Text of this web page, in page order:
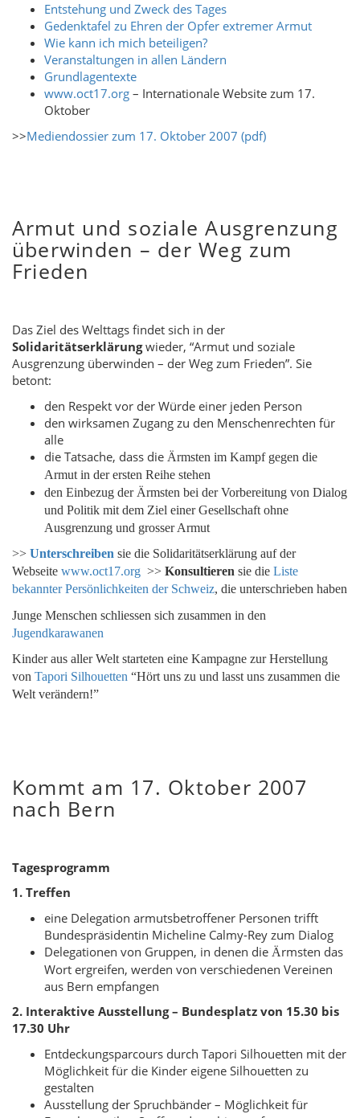
Entstehung und Zweck des Tages
Gedenktafel zu Ehren der Opfer extremer Armut
Wie kann ich mich beteiligen?
Veranstaltungen in allen Ländern
Grundlagentexte
www.oct17.org – Internationale Website zum 17.
Oktober
>>Mediendossier zum 17. Oktober 2007 (pdf)
Armut und soziale Ausgrenzung
überwinden – der Weg zum
Frieden
Das Ziel des Welttags findet sich in der
Solidaritätserklärungwieder, “Armut und soziale
Ausgrenzung überwinden – der Weg zum Frieden”. Sie
betont:
den Respekt vor der Würde einer jeden Person
den wirksamen Zugang zu den Menschenrechten für
alle
die Tatsache, dass die Ärmsten im Kampf gegen die
Armut in der ersten Reihe stehen
den Einbezug der Ärmsten bei der Vorbereitung von Dialog
und Politik mit dem Ziel einer Gesellschaft ohne
Ausgrenzung und grosser Armut
>> Unterschreiben sie die Solidaritätserklärung auf der
Webseite www.oct17.org >> Konsultieren sie die Liste
bekannter Persönlichkeiten der Schweiz, die unterschrieben haben
Junge Menschen schliessen sich zusammen in den
Jugendkarawanen
Kinder aus aller Welt starteten eine Kampagne zur Herstellung
von Tapori Silhouetten “Hört uns zu und lasst uns zusammen die
Welt verändern!”
Kommt am 17. Oktober 2007
nach Bern
Tagesprogramm
1. Treffen
eine Delegation armutsbetroffener Personen trifft
Bundespräsidentin Micheline Calmy-Rey zum Dialog
Delegationen von Gruppen, in denen die Ärmsten das
Wort ergreifen, werden von verschiedenen Vereinen
aus Bern empfangen
2. Interaktive Ausstellung – Bundesplatz von 15.30 bis
17.30 Uhr
Entdeckungsparcours durch Tapori Silhouetten mit der
Möglichkeit für die Kinder eigene Silhouetten zu
gestalten
Ausstellung der Spruchbänder – Möglichkeit für